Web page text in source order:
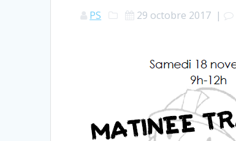
PS 29 octobre 2017 |